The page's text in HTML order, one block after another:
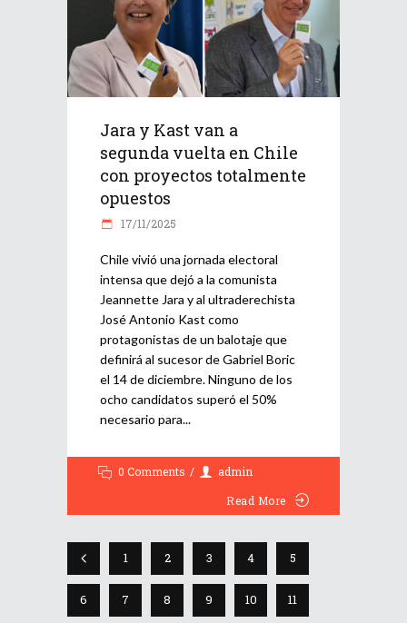
Jara y Kast van a
segunda vuelta en Chile
con proyectos totalmente
opuestos
17/11/2025
Chile vivió una jornada electoral
intensa que dejó a la comunista
Jeannette Jara y al ultraderechista
José Antonio Kast como
protagonistas de un balotaje que
definirá al sucesor de Gabriel Boric
el 14 de diciembre. Ninguno de los
ocho candidatos superó el 50%
necesario para
0 Comments
admin
Read More
1 2 3 4 5
6 7 8 9 10 11